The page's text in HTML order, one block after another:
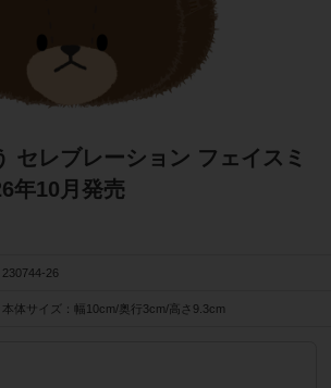
セレブレーション フェイスミ
年10月発売
230744-26
本体サイズ：幅10cm/奥行3cm/高さ9.3cm